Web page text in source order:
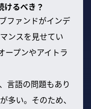
けるべき？
ファンドがインデ
ンスを見せてい
ープンやアイトラ
言語の問題もあり
多い。そのため、